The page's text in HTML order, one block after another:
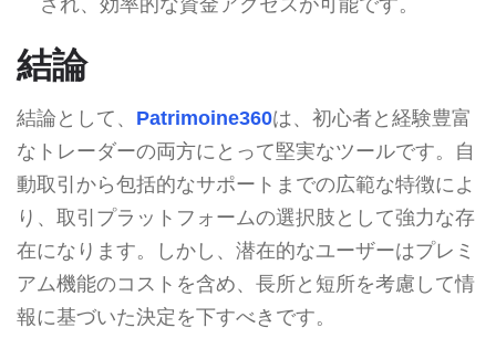
結論
結論として、 Patrimoine360は、初心者と経験豊富
なトレーダーの両方にとって堅実なツールです。自
動取引から包括的なサポートまでの広範な特徴によ
り、取引プラットフォームの選択肢として強力な存
在になります。しかし、潜在的なユーザーはプレミ
アム機能のコストを含め、長所と短所を考慮して情
報に基づいた決定を下すべきです。